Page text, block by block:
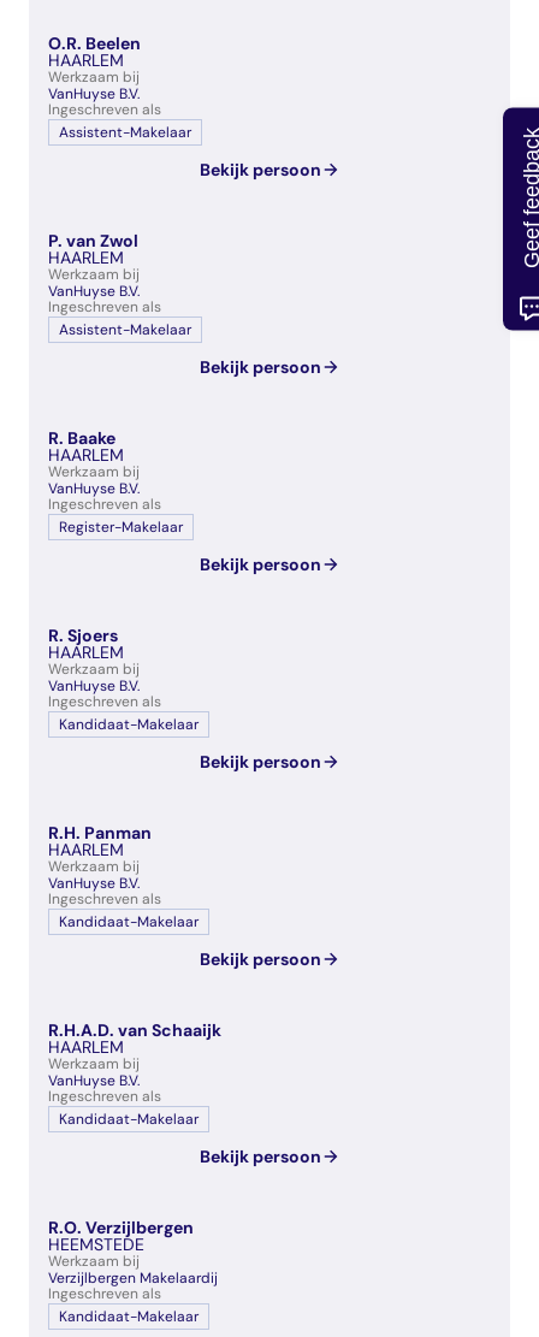
O.R. Beelen
HAARLEM
Werkzaam bij
VanHuyse B.V.
Ingeschreven als
Assistent-Makelaar
Bekijk persoon
P. van Zwol
HAARLEM
Werkzaam bij
VanHuyse B.V.
Ingeschreven als
Assistent-Makelaar
Bekijk persoon
R. Baake
HAARLEM
Werkzaam bij
VanHuyse B.V.
Ingeschreven als
Register-Makelaar
Bekijk persoon
R. Sjoers
HAARLEM
Werkzaam bij
VanHuyse B.V.
Ingeschreven als
Kandidaat-Makelaar
Bekijk persoon
R.H. Panman
HAARLEM
Werkzaam bij
VanHuyse B.V.
Ingeschreven als
Kandidaat-Makelaar
Bekijk persoon
R.H.A.D. van Schaaijk
HAARLEM
Werkzaam bij
VanHuyse B.V.
Ingeschreven als
Kandidaat-Makelaar
Bekijk persoon
R.O. Verzijlbergen
HEEMSTEDE
Werkzaam bij
Verzijlbergen Makelaardij
Ingeschreven als
Kandidaat-Makelaar
Geef